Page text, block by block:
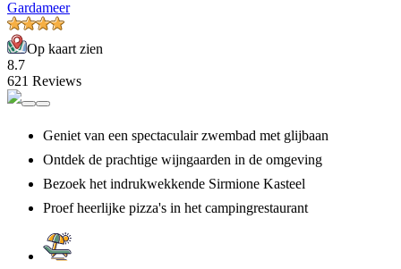
Gardameer
Op kaart zien
8.7
621 Reviews
Geniet van een spectaculair zwembad met glijbaan
Ontdek de prachtige wijngaarden in de omgeving
Bezoek het indrukwekkende Sirmione Kasteel
Proef heerlijke pizza's in het campingrestaurant